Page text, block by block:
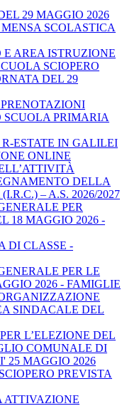
29 MAGGIO 2026
SCOLASTICA
E AREA ISTRUZIONE
SCIOPERO
DEL 29
PRIMARIA
R-ESTATE IN GALILEI
ONLINE
DELLA
– A.S. 2026/2027
PER
18 MAGGIO 2026 -
DI CLASSE -
PER LE
2026 - FAMIGLIE
SINDACALE DEL
L’ELEZIONE DEL
COMUNALE DI
25 MAGGIO 2026
PREVISTA
ATTIVAZIONE